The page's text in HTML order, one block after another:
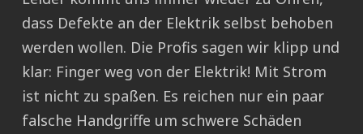
dass Defekte an der Elektrik selbst behoben
werden wollen. Die Profis sagen wir klipp und
klar: Finger weg von der Elektrik! Mit Strom
ist nicht zu spaßen. Es reichen nur ein paar
falsche Handgriffe um schwere Schäden